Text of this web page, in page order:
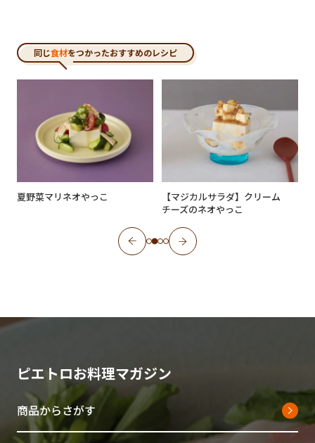
同じ食材をつかったおすすめのレシピ
夏野菜マリネオやっこ
【マジカルサラダ】クリーム
チーズのネオやっこ
ピエトロお料理マガジン
商品からさがす